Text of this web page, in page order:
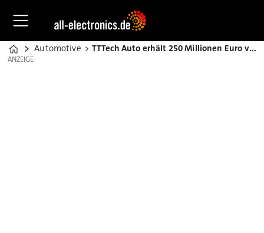
Home
Automotive TTTech Auto erhält 250 Millionen Euro von Aptiv und Audi
ANZEIGE
ANZEIGE